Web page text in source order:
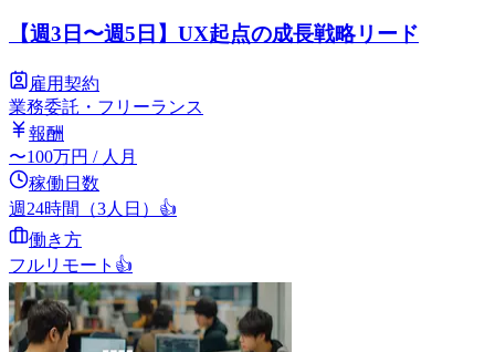
【週3日〜週5日】UX起点の成長戦略リード
雇用契約
業務委託・フリーランス
報酬
〜100万円 / 人月
稼働日数
週24時間（3人日） 👍
働き方
フルリモート 👍